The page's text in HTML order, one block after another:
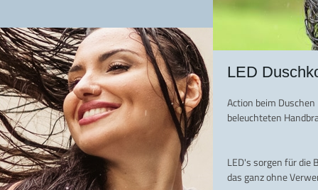
LED
Action beim
beleuchteten
LED's sorgen für die
das ganz ohne